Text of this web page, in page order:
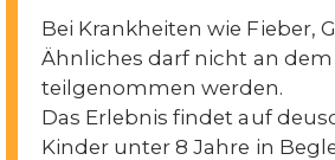
Bei Krankheiten wie Fieber,
Ähnliches darf nicht an
teilgenommen werden.
Das Erlebnis findet auf
Kinder unter 8 Jahre in